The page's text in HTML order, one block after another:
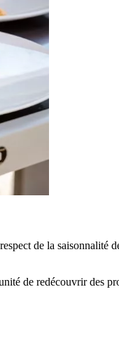
de la saisonnalité
de redécouvrir des